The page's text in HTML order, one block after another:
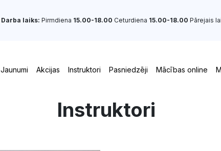
Darba laiks: Pirmdiena 15.00-18.00 Ceturdiena 15.00-18.00 Pārejais
Jaunumi Akcijas Instruktori Pasniedzēji Mācības online
Instruktori